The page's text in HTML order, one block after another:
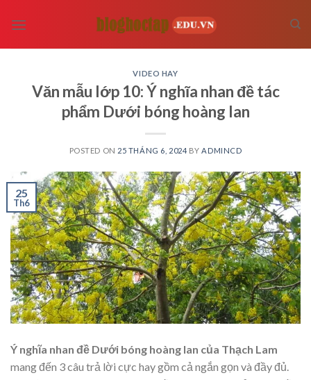
VIDEO HAY
Văn mẫu lớp 10: Ý nghĩa nhan đề tác
phẩm Dưới bóng hoàng lan
POSTED ON 25 THÁNG 6, 2024 BY ADMINCD
25
Th6
Ý nghĩa nhan đề Dưới bóng hoàng lan của Thạch Lam
mang đến 3 câu trả lời cực hay gồm cả ngắn gọn và đầy đủ.